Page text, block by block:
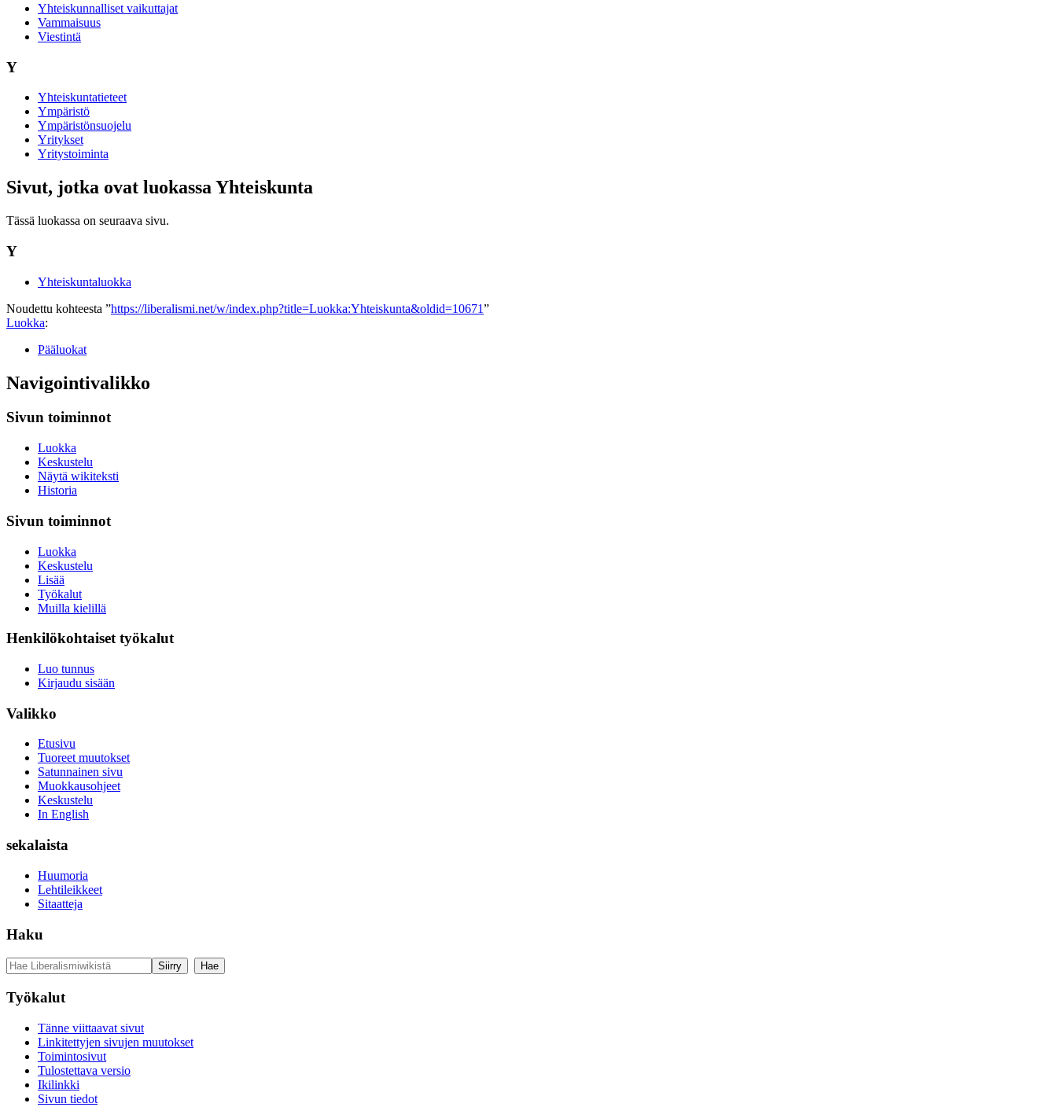
Yhteiskunnalliset vaikuttajat
Vammaisuus
Viestintä
Y
Yhteiskuntatieteet
Ympäristö
Ympäristönsuojelu
Yritykset
Yritystoiminta
Sivut, jotka ovat luokassa Yhteiskunta
Tässä luokassa on seuraava sivu.
Y
Yhteiskuntaluokka
Noudettu kohteesta ”https://liberalismi.net/w/index.php?title=Luokka:Yhteiskunta&oldid=10671”
Luokka:
Pääluokat
Navigointivalikko
Sivun toiminnot
Luokka
Keskustelu
Näytä wikiteksti
Historia
Sivun toiminnot
Luokka
Keskustelu
Lisää
Työkalut
Muilla kielillä
Henkilökohtaiset työkalut
Luo tunnus
Kirjaudu sisään
Valikko
Etusivu
Tuoreet muutokset
Satunnainen sivu
Muokkausohjeet
Keskustelu
In English
sekalaista
Huumoria
Lehtileikkeet
Sitaatteja
Haku
Työkalut
Tänne viittaavat sivut
Linkitettyjen sivujen muutokset
Toimintosivut
Tulostettava versio
Ikilinkki
Sivun tiedot